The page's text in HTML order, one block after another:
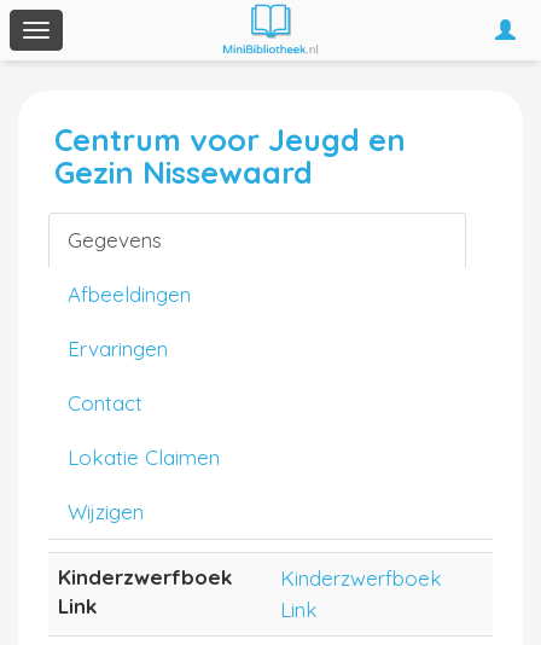
Toggle
navigation
Centrum voor Jeugd en
Gezin Nissewaard
Gegevens
Afbeeldingen
Ervaringen
Contact
Lokatie Claimen
Wijzigen
Kinderzwerfboek
Link
Kinderzwerfboek
Link